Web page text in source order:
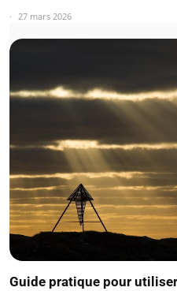
27 mars 2026
Guide pratique pour